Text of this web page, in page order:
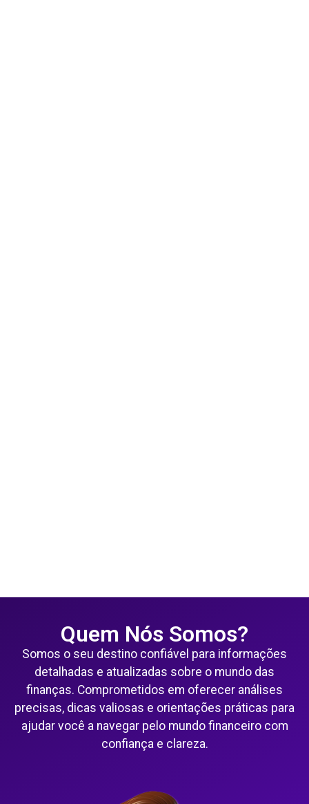
Quem Nós Somos?
Somos o seu destino confiável para informações
detalhadas e atualizadas sobre o mundo das
finanças. Comprometidos em oferecer análises
precisas, dicas valiosas e orientações práticas para
ajudar você a navegar pelo mundo financeiro com
confiança e clareza.